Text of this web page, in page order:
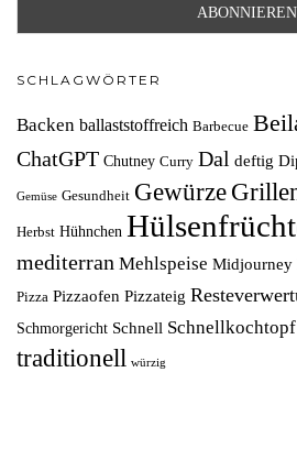
SCHLAGWÖRTER
Backen ballaststoffreich Barbecue
ChatGPT Chutney Curry Dal deftig
Gemüse Gesundheit Gewürze
Herbst Hühnchen
mediterran Mehlspeise Midjourney
Pizza Pizzaofen Pizzateig
Schmorgericht Schnell Schnellkochtopf
traditionell würzig